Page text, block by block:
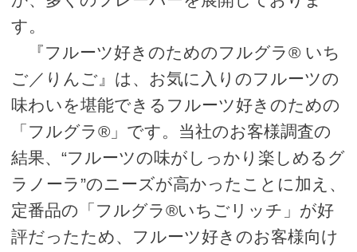
す。
『フルーツ好きのためのフルグラ® いち
ご／りんご』は、お気に入りのフルーツの
味わいを堪能できるフルーツ好きのための
「フルグラ®」です。当社のお客様調査の
結果、“フルーツの味がしっかり楽しめるグ
ラノーラ”のニーズが高かったことに加え、
定番品の「フルグラ®いちごリッチ」が好
評だったため、フルーツ好きのお客様向け